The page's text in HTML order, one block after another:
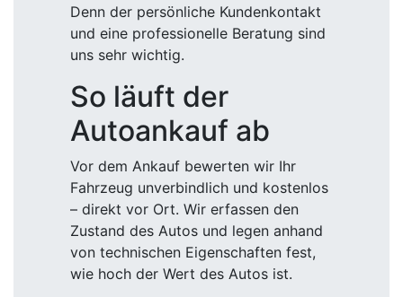
Denn der persönliche Kundenkontakt
und eine professionelle Beratung sind
uns sehr wichtig.
So läuft der
Autoankauf ab
Vor dem Ankauf bewerten wir Ihr
Fahrzeug unverbindlich und kostenlos
– direkt vor Ort. Wir erfassen den
Zustand des Autos und legen anhand
von technischen Eigenschaften fest,
wie hoch der Wert des Autos ist.